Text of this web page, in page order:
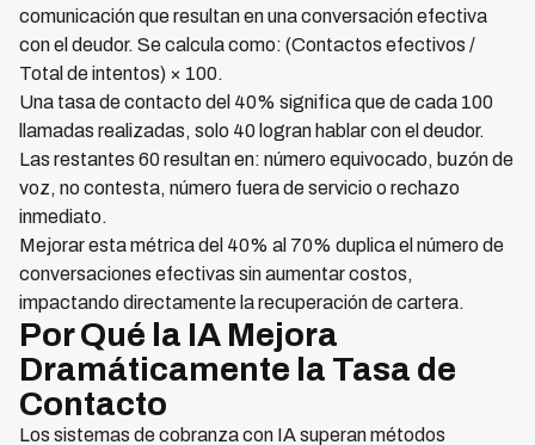
comunicación que resultan en una conversación efectiva
con el deudor. Se calcula como: (Contactos efectivos /
Total de intentos) × 100.
Una tasa de contacto del 40% significa que de cada 100
llamadas realizadas, solo 40 logran hablar con el deudor.
Las restantes 60 resultan en: número equivocado, buzón de
voz, no contesta, número fuera de servicio o rechazo
inmediato.
Mejorar esta métrica del 40% al 70% duplica el número de
conversaciones efectivas sin aumentar costos,
impactando directamente la recuperación de cartera.
Por Qué la IA Mejora
Dramáticamente la Tasa de
Contacto
Los sistemas de cobranza con IA superan métodos